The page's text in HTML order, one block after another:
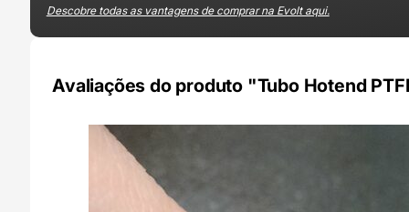
Descobre todas as vantagens de comprar na Evolt aqui.
Avaliações do produto "Tubo Hotend